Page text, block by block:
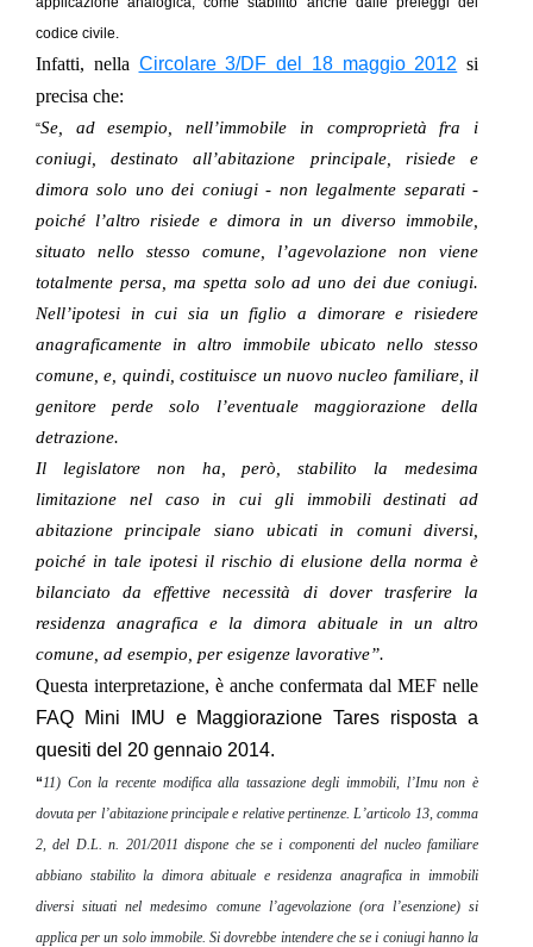
codice civile.
Infatti, nella Circolare 3/DF del 18 maggio 2012 si
precisa che:
“Se, ad esempio, nell’immobile in comproprietà fra i
coniugi, destinato all’abitazione principale, risiede e
dimora solo uno dei coniugi - non legalmente separati -
poiché l’altro risiede e dimora in un diverso immobile,
situato nello stesso comune, l’agevolazione non viene
totalmente persa, ma spetta solo ad uno dei due coniugi.
Nell’ipotesi in cui sia un figlio a dimorare e risiedere
anagraficamente in altro immobile ubicato nello stesso
comune, e, quindi, costituisce un nuovo nucleo familiare, il
genitore perde solo l’eventuale maggiorazione della
detrazione.
Il legislatore non ha, però, stabilito la medesima
limitazione nel caso in cui gli immobili destinati ad
abitazione principale siano ubicati in comuni diversi,
poiché in tale ipotesi il rischio di elusione della norma è
bilanciato da effettive necessità di dover trasferire la
residenza anagrafica e la dimora abituale in un altro
comune, ad esempio, per esigenze lavorative”.
Questa interpretazione, è anche confermata dal MEF nelle
FAQ Mini IMU e Maggiorazione Tares risposta a
quesiti del 20 gennaio 2014.
“11) Con la recente modifica alla tassazione degli immobili, l’Imu non è
dovuta per l’abitazione principale e relative pertinenze. L’articolo 13, comma
2, del D.L. n. 201/2011 dispone che se i componenti del nucleo familiare
abbiano stabilito la dimora abituale e residenza anagrafica in immobili
diversi situati nel medesimo comune l’agevolazione (ora l’esenzione) si
applica per un solo immobile. Si dovrebbe intendere che se i coniugi hanno la